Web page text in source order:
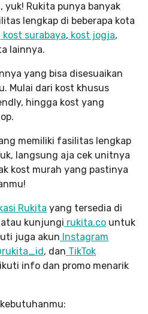
yuk! Rukita punya banyak
lengkap di beberapa kota
kost surabaya, kost jogja,
lainnya.
yang bisa disesuaikan
Mulai dari kost khusus
hingga kost yang
memiliki fasilitas lengkap
langsung aja cek unitnya
kost murah yang pastinya
Rukita yang tersedia di
atau kunjungi rukita.co untuk
juga akun Instagram
, dan TikTok
info dan promo menarik